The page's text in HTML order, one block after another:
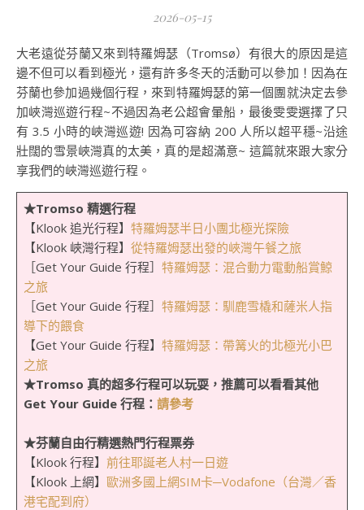
2026-05-15
大老遠從芬蘭又來到特羅姆瑟（Tromsø）有很大的原因是這
邊不但可以看到極光，還有許多冬天的活動可以參加！因為在
芬蘭也參加過幾個行程，來到特羅姆瑟的第一個團就決定去參
加峽灣巡遊行程~不過因為老公超會暈船，最後雯雯選擇了只
有 3.5 小時的峽灣巡遊! 因為可容納 200 人所以超平穩~沿途
壯闊的雪景峽灣真的太美，真的是超滿意~ 這篇就來跟大家分
享我們的峽灣巡遊行程。
★Tromso 精選行程
【Klook 追光行程】 特羅姆瑟半日小團北極光探險
【Klook 峽灣行程】 從特羅姆瑟出發的峽灣午餐之旅
［Get Your Guide 行程］ 特羅姆瑟：混合動力電動船賞鯨
之旅
［Get Your Guide 行程］ 特羅姆瑟：馴鹿雪橇和薩米人指
導下的餵食
【Get Your Guide 行程】 特羅姆瑟：帶篝火的北極光小巴
之旅
★Tromso 真的超多行程可以玩耍，推薦可以看看其他
Get Your Guide 行程： 請參考
★芬蘭自由行精選熱門行程票券
【Klook 行程】 前往耶誕老人村一日遊
【Klook 上網】 歐洲多國上網SIM卡─Vodafone（台灣／香
港宅配到府）